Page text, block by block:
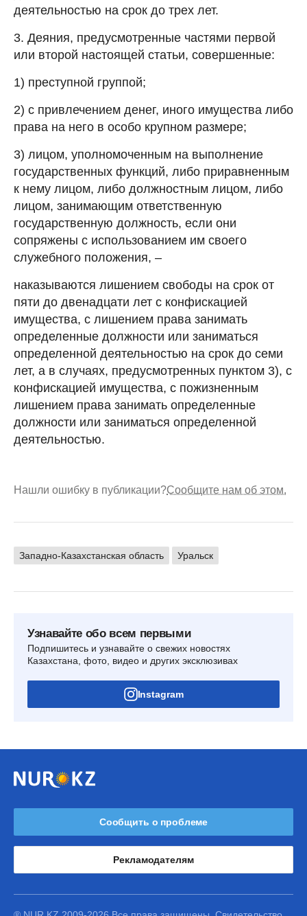
деятельностью на срок до трех лет.
3. Деяния, предусмотренные частями первой
или второй настоящей статьи, совершенные:
1) преступной группой;
2) с привлечением денег, иного имущества либо
права на него в особо крупном размере;
3) лицом, уполномоченным на выполнение
государственных функций, либо приравненным
к нему лицом, либо должностным лицом, либо
лицом, занимающим ответственную
государственную должность, если они
сопряжены с использованием им своего
служебного положения, –
наказываются лишением свободы на срок от
пяти до двенадцати лет с конфискацией
имущества, с лишением права занимать
определенные должности или заниматься
определенной деятельностью на срок до семи
лет, а в случаях, предусмотренных пунктом 3), с
конфискацией имущества, с пожизненным
лишением права занимать определенные
должности или заниматься определенной
деятельностью.
Нашли ошибку в публикации?Сообщите нам об этом.
Западно-Казахстанская область Уральск
Узнавайте обо всем первыми
Подпишитесь и узнавайте о свежих новостях
Казахстана, фото, видео и других эксклюзивах
Instagram
Сообщить о проблеме
Рекламодателям